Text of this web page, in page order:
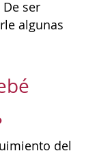
ser
algunas
del